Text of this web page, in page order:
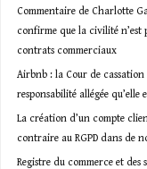
Commentaire de Charlotte
confirme que la civilité n’est
contrats commerciaux
Airbnb : la Cour de
responsabilité allégée qu’elle
La création d’un compte
contraire au RGPD dans de
Registre du commerce et des